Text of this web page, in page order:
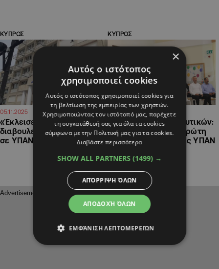
ΚΥΠΡΟΣ
05.11.2025 15:22
«Έκλεισε ο κύκλος των
διαβουλεύσεων» ανάμεσα
σε ΥΠΑΝ κι εκπαιδευτικούς
ΚΥΠΡΟΣ
31.10.2025
Αξιολόγηση εκπαιδευτικών:
Η ΠΟΕΔ βλέπει για πρώτη
φορά μετακίνηση της ΥΠΑΝ
×
Αυτός ο ιστότοπος
χρησιμοποιεί cookies
Αυτός ο ιστότοπος χρησιμοποιεί cookies για
τη βελτίωση της εμπειρίας των χρηστών.
Χρησιμοποιώντας τον ιστότοπό μας, παρέχετε
τη συγκατάθεσή σας για όλα τα cookies
σύμφωνα με την Πολιτική μας για τα cookies.
Διαβάστε περισσότερα
SHOW ALL PARTNERS (1499) →
ΑΠΟΔΟΧΉ ΌΛΩΝ
ΑΠΌΡΡΙΨΗ ΌΛΩΝ
ΕΜΦΆΝΙΣΗ ΛΕΠΤΟΜΕΡΕΙΏΝ